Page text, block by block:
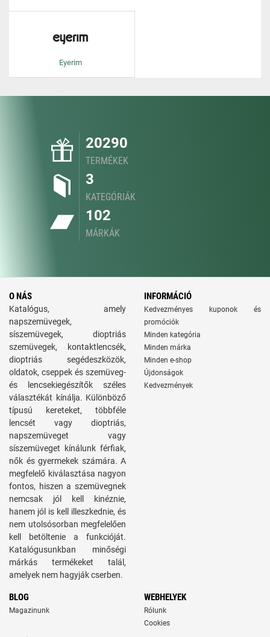
Eyerim
20290
TERMÉKEK
3
KATEGÓRIÁK
102
MÁRKÁK
O NÁS
Katalógus, amely
napszemüvegek,
síszemüvegek, dioptriás
szemüvegek, kontaktlencsék,
dioptriás segédeszközök,
oldatok, cseppek és szemüveg-
és lencsekiegészítők széles
választékát kínálja. Különböző
típusú kereteket, többféle
lencsét vagy dioptriás,
napszemüveget vagy
síszemüveget kínálunk férfiak,
nők és gyermekek számára. A
megfelelő kiválasztása nagyon
fontos, hiszen a szemüvegnek
nemcsak jól kell kinéznie,
hanem jól is kell illeszkednie, és
nem utolsósorban megfelelően
kell betöltenie a funkcióját.
Katalógusunkban minőségi
márkás termékeket talál,
amelyek nem hagyják cserben.
INFORMÁCIÓ
Kedvezményes kuponok és
promóciók
Minden kategória
Minden márka
Minden e-shop
Újdonságok
Kedvezmények
BLOG
Magazinunk
WEBHELYEK
Rólunk
Cookies